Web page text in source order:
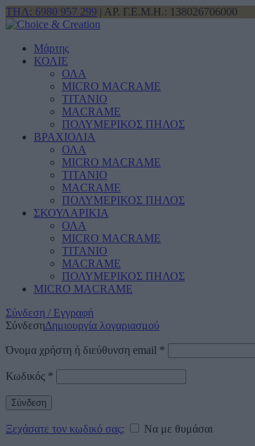
ΤΗΛ: 6980 957 299 | ΑΡ. Γ.Ε.Μ.Η.: 138026706000
Μάρτης
ΚΟΛΙΕ
ΟΛΑ
MICRO MACRAME
ΤΙΤΑΝΙΟ
MACRAME
ΠΟΛΥΜΕΡΙΚΟΣ ΠΗΛΟΣ
ΒΡΑΧΙΟΛΙΑ
ΟΛΑ
MICRO MACRAME
ΤΙΤΑΝΙΟ
MACRAME
ΠΟΛΥΜΕΡΙΚΟΣ ΠΗΛΟΣ
ΣΚΟΥΛΑΡΙΚΙΑ
ΟΛΑ
MICRO MACRAME
ΤΙΤΑΝΙΟ
MACRAME
ΠΟΛΥΜΕΡΙΚΟΣ ΠΗΛΟΣ
MICRO MACRAME
Σύνδεση / Εγγραφή
ΣύνδεσηΔημιουργία λογαριασμού
Όνομα χρήστη ή διεύθυνση email *
Κωδικός *
Σύνδεση
Ξεχάσατε τον κωδικό σας;
Να με θυμάσαι